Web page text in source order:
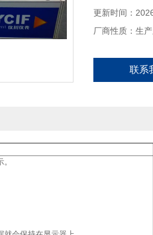
更新时间：
厂商性质：生
联系